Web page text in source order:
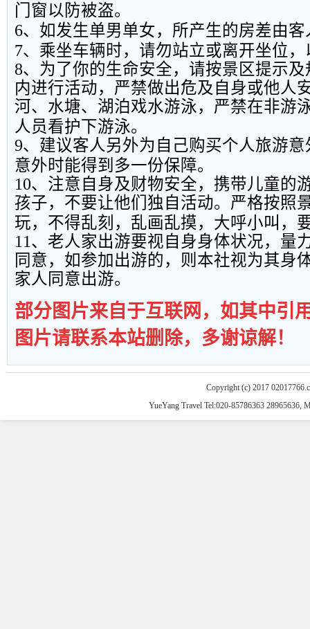
门窗以防被盗。
6、如发生单男单女，所产生的房差由客
7、乘坐车辆时，请勿站立或离开坐位
8、为了你的生命安全，请按景区提示
内进行活动，严禁做出危及自身或他人
河、水塘、湖泊戏水游泳，严禁在非游
人员看护下游泳。
9、建议客人另外为自己购买个人旅游
意外时能得到多一份保障。
10、注意自身及财物安全，携带儿童的
孩子，不要让他们独自活动。严格按照
玩，不得乱刻，乱画乱摸，大呼小叫，
11、老人家出游要视自身身体状况，量
同意，如参加出游的，则本社视为其身
家人同意出游。
部分图片来自于互联网，如其中引
图片请联系本站删除，多谢谅解！
Copyright (c) 2017
YueYang Travel Tel:020-85786363 28965636,